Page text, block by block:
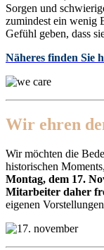
Sorgen und
zumindest ein wenig
Gefühl geben, dass
Näheres finden Sie
Wir ehren
Wir möchten die
historischen
Montag, dem 17.
Mitarbeiter daher
eigenen